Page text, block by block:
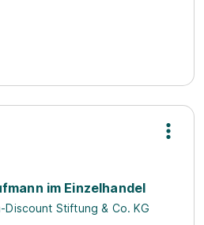
im Einzelhandel
Stiftung & Co. KG